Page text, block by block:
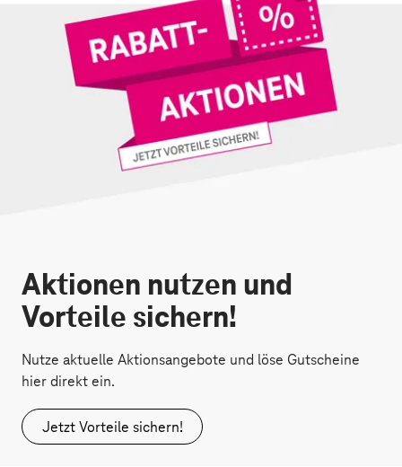
Aktionen nutzen und
Vorteile sichern!
Nutze aktuelle Aktionsangebote und löse Gutscheine
hier direkt ein.
Jetzt Vorteile sichern!